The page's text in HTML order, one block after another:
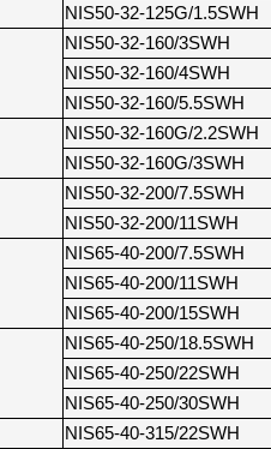
NIS50-32-125G/1.5SWH
NIS50-32-160/3SWH
NIS50-32-160/4SWH
NIS50-32-160/5.5SWH
NIS50-32-160G/2.2SWH
NIS50-32-160G/3SWH
NIS50-32-200/7.5SWH
NIS50-32-200/11SWH
NIS65-40-200/7.5SWH
NIS65-40-200/11SWH
NIS65-40-200/15SWH
NIS65-40-250/18.5SWH
NIS65-40-250/22SWH
NIS65-40-250/30SWH
NIS65-40-315/22SWH